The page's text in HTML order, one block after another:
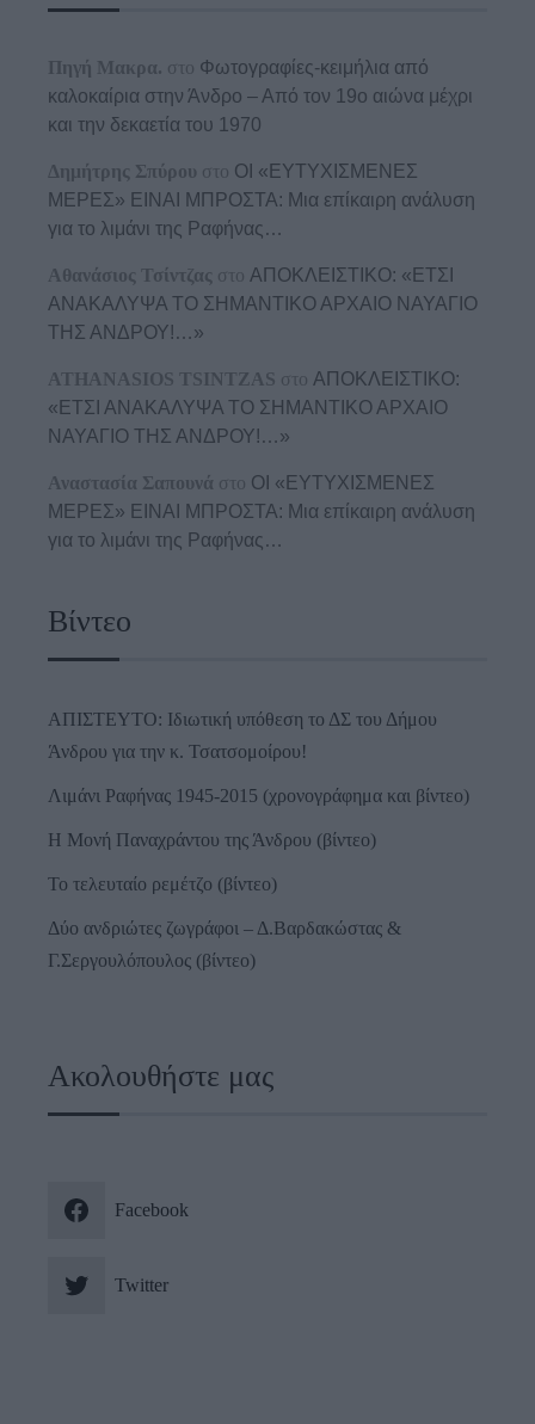
Πηγή Μακρα. στο Φωτογραφίες-κειμήλια από
καλοκαίρια στην Άνδρο – Από τον 19ο αιώνα μέχρι
και την δεκαετία του 1970
Δημήτρης Σπύρου στο ΟΙ «ΕΥΤΥΧΙΣΜΕΝΕΣ
ΜΕΡΕΣ» ΕΙΝΑΙ ΜΠΡΟΣΤΑ: Μια επίκαιρη ανάλυση
για το λιμάνι της Ραφήνας…
Αθανάσιος Τσίντζας στο ΑΠΟΚΛΕΙΣΤΙΚΟ: «ΕΤΣΙ
ΑΝΑΚΑΛΥΨΑ ΤΟ ΣΗΜΑΝΤΙΚΟ ΑΡΧΑΙΟ ΝΑΥΑΓΙΟ
ΤΗΣ ΑΝΔΡΟΥ!…»
ATHANASIOS TSINTZAS στο ΑΠΟΚΛΕΙΣΤΙΚΟ:
«ΕΤΣΙ ΑΝΑΚΑΛΥΨΑ ΤΟ ΣΗΜΑΝΤΙΚΟ ΑΡΧΑΙΟ
ΝΑΥΑΓΙΟ ΤΗΣ ΑΝΔΡΟΥ!…»
Αναστασία Σαπουνά στο ΟΙ «ΕΥΤΥΧΙΣΜΕΝΕΣ
ΜΕΡΕΣ» ΕΙΝΑΙ ΜΠΡΟΣΤΑ: Μια επίκαιρη ανάλυση
για το λιμάνι της Ραφήνας…
Βίντεο
ΑΠΙΣΤΕΥΤΟ: Ιδιωτική υπόθεση το ΔΣ του Δήμου
Άνδρου για την κ. Τσατσομοίρου!
Λιμάνι Ραφήνας 1945-2015 (χρονογράφημα και βίντεο)
Η Μονή Παναχράντου της Άνδρου (βίντεο)
Το τελευταίο ρεμέτζο (βίντεο)
Δύο ανδριώτες ζωγράφοι – Δ.Βαρδακώστας &
Γ.Σεργουλόπουλος (βίντεο)
Ακολουθήστε μας
Facebook
Twitter